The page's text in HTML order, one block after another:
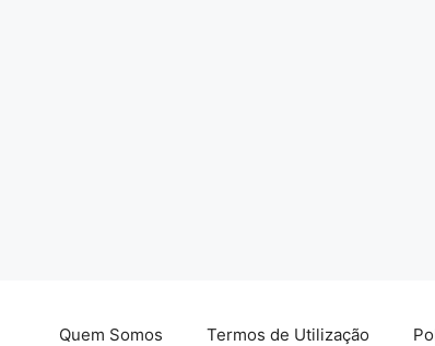
Quem Somos Termos de Utilização